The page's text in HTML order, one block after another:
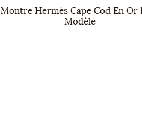
Montre Hermès Cape Cod En Or
Modèle